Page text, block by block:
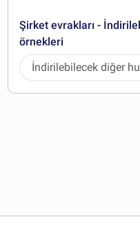
Şirket evrakları -
örnekleri
İndirilebilecek diğer